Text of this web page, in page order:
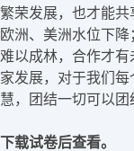
荣发展，也才能
洲、美洲水位下
以成林，合作才
发展，对于我们
，团结一切可以
载试卷后查看。